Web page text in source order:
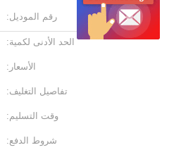
رقم الموديل:
الحد الأدنى لكمية:
الأسعار:
تفاصيل التغليف:
وقت التسليم:
شروط الدفع: